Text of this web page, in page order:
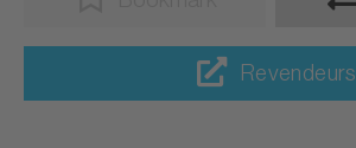
Revendeurs